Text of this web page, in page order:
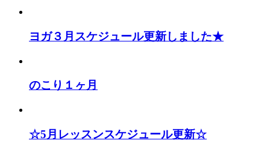
ヨガ３月スケジュール更新しました★
のこり１ヶ月
☆5月レッスンスケジュール更新☆